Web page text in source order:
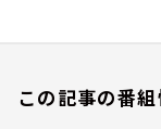
この記事の番